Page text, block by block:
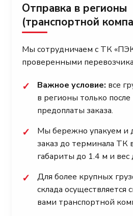
Отправка в регионы
(транспортной
Мы сотрудничаем с ТК
проверенными
✓ Важное условие: все
в регионы только
предоплаты заказа.
✓
Мы бережно упакуем и
заказ до терминала ТК
габариты до 1.4 м и вес
✓
Для более крупных
склада
вами транспортной